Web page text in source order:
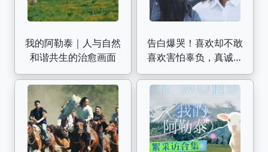
我的阿勒泰｜人与自然
和谐共生的治愈画面
告白爆哭！喜欢却不敢
喜欢害怕辜负，真诚是
必杀技啊！【顶级纯
爱|我的阿勒泰】